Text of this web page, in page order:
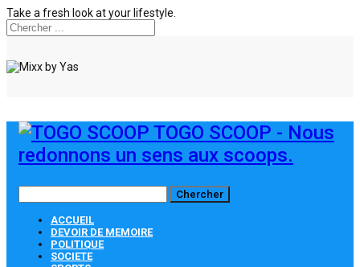
Take a fresh look at your lifestyle.
TOGO SCOOP - Nous
redonnons un sens aux scoops.
ACCUEIL
DEVOIR DE MEMOIRE
POLITIQUE
SOCIETE